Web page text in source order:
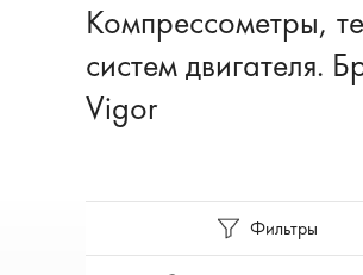
Компрессометры,
систем двигателя.
Vigor
Фильтры